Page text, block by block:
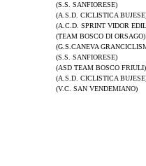
(S.S. SANFIORESE)
(A.S.D. CICLISTICA
(A.C.D. SPRINT VIDOR
(TEAM BOSCO DI ORSAGO)
(G.S.CANEVA
(S.S. SANFIORESE)
(ASD TEAM BOSCO FRIULI)
(A.S.D. CICLISTICA
(V.C. SAN VENDEMIANO)